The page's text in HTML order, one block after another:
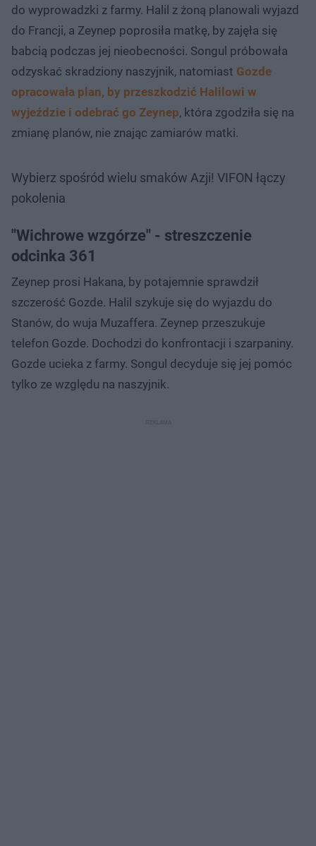
do wyprowadzki z farmy. Halil z żoną planowali wyjazd
do Francji, a Zeynep poprosiła matkę, by zajęła się
babcią podczas jej nieobecności. Songul próbowała
odzyskać skradziony naszyjnik, natomiast Gozde
opracowała plan, by przeszkodzić Halilowi w
wyjeździe i odebrać go Zeynep, która zgodziła się na
zmianę planów, nie znając zamiarów matki.
Wybierz spośród wielu smaków Azji! VIFON łączy
pokolenia
"Wichrowe wzgórze" - streszczenie
odcinka 361
Zeynep prosi Hakana, by potajemnie sprawdził
szczerość Gozde. Halil szykuje się do wyjazdu do
Stanów, do wuja Muzaffera. Zeynep przeszukuje
telefon Gozde. Dochodzi do konfrontacji i szarpaniny.
Gozde ucieka z farmy. Songul decyduje się jej pomóc
tylko ze względu na naszyjnik.